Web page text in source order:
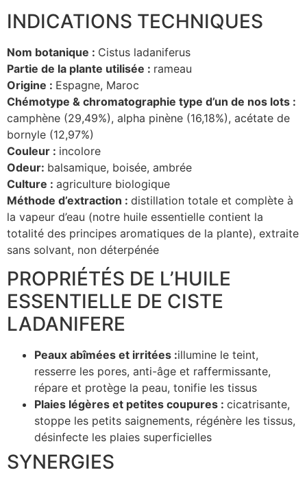
INDICATIONS TECHNIQUES
Nom botanique : Cistus ladaniferus
Partie de la plante utilisée : rameau
Origine : Espagne, Maroc
Chémotype & chromatographie type d’un de nos lots :
camphène (29,49%), alpha pinène (16,18%), acétate de
bornyle (12,97%)
Couleur : incolore
Odeur: balsamique, boisée, ambrée
Culture : agriculture biologique
Méthode d’extraction : distillation totale et complète à
la vapeur d’eau (notre huile essentielle contient la
totalité des principes aromatiques de la plante), extraite
sans solvant, non déterpénée
PROPRIÉTÉS DE L’HUILE
ESSENTIELLE DE CISTE
LADANIFERE
Peaux abîmées et irritées :illumine le teint,
resserre les pores, anti-âge et raffermissante,
répare et protège la peau, tonifie les tissus
Plaies légères et petites coupures : cicatrisante,
stoppe les petits saignements, régénère les tissus,
désinfecte les plaies superficielles
SYNERGIES